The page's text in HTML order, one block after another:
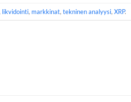
likvidointi, markkinat,tekninen analyysi,XRP.